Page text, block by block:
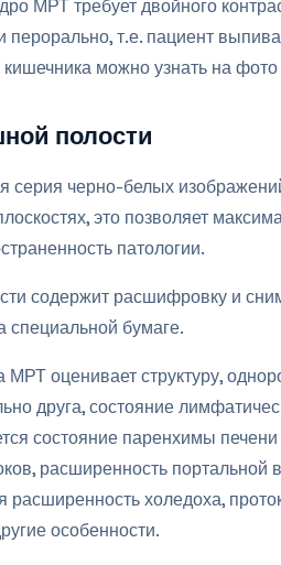
МРТ требует двойного
т.е. пациент
можно узнать на
полости
серия черно-белых
это позволяет
патологии.
содержит расшифровку и
специальной бумаге.
МРТ оценивает структуру,
друга, состояние
состояние паренхимы печени
расширенность
расширенность холедоха,
особенности.